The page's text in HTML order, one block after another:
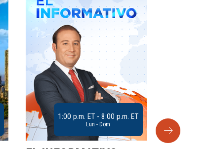
1:00 p.m. ET - 8:00 p.m. ET
Lun - Dom